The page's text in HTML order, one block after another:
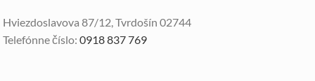
Hviezdoslavova 87/12, Tvrdošín 02744
Telefónne číslo: 0918 837 769